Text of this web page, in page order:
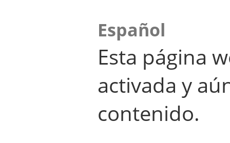
Español
Esta página
activada y
contenido.